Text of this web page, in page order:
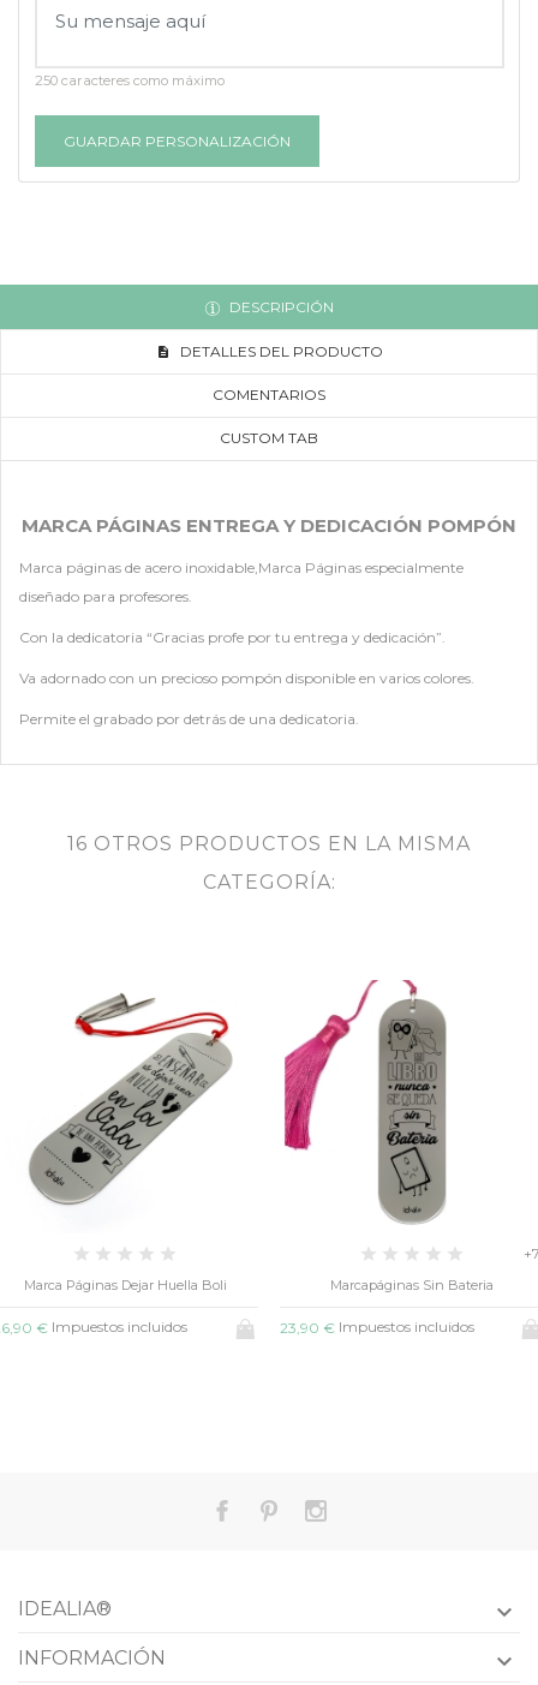
250 caracteres como máximo
GUARDAR PERSONALIZACIÓN
DESCRIPCIÓN
DETALLES DEL PRODUCTO
COMENTARIOS
CUSTOM TAB
MARCA PÁGINAS ENTREGA Y DEDICACIÓN POMPÓN
Marca páginas de acero inoxidable,Marca Páginas especialmente
diseñado para profesores.
Con la dedicatoria “Gracias profe por tu entrega y dedicación”.
Va adornado con un precioso pompón disponible en varios colores.
Permite el grabado por detrás de una dedicatoria.
16 OTROS PRODUCTOS EN LA MISMA
CATEGORÍA:
Marcapáginas Sin Bateria
23,90 €Impuestos incluidos
Marcapáginas Mundo Mágico
23,90 €Impuestos incluidos
IDEALIA® 
INFORMACIÓN 